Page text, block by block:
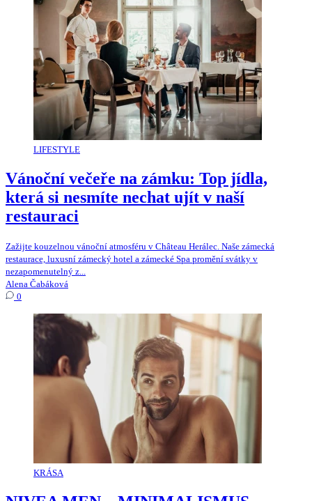
LIFESTYLE
Vánoční večeře na zámku: Top jídla,
která si nesmíte nechat ujít v naší
restauraci
Zažijte kouzelnou vánoční atmosféru v Château Herálec. Naše zámecká
restaurace, luxusní zámecký hotel a zámecké Spa promění svátky v
nezapomenutelný z...
Alena Čabáková
0
KRÁSA